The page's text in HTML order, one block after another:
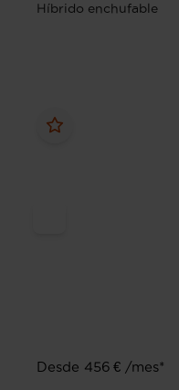
Híbrido enchufable
Desde 456 € /mes*